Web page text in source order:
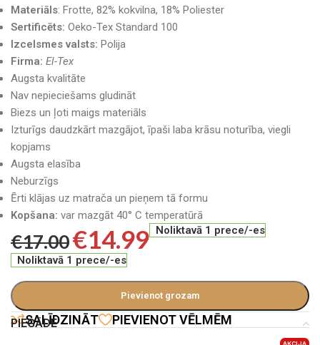
Materiāls: Frotte, 82% kokvilna, 18% Poliester
Sertificēts: Oeko-Tex Standard 100
Izcelsmes valsts: Polija
Firma: El-Tex
Augsta kvalitāte
Nav nepieciešams gludināt
Biezs un ļoti maigs materiāls
Izturīgs daudzkārt mazgājot, īpaši laba krāsu noturība, viegli
kopjams
Augsta elasība
Neburzīgs
Ērti klājas uz matrača un pieņem tā formu
Kopšana: var mazgāt 40° C temperatūrā
€17.00€14.99 Noliktavā 1 prece/-es
Noliktavā 1 prece/-es
Pievienot grozam
SALĪDZINĀT PIEVIENOT VĒLMĒM
PIEGĀDE
AKCIJA